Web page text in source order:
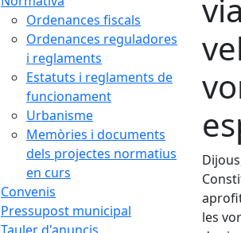
Ordenances fiscals
Ordenances reguladores
i reglaments
Estatuts i reglaments de
funcionament
Urbanisme
Memòries i documents
dels projectes normatius
en curs
Convenis
Pressupost municipal
les